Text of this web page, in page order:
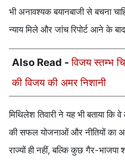
भी अनावश्यक बयानबाजी से बचना
न्याय मिले और जांच रिपोर्ट आने के
Also Read -विजय स्तम्भ
की विजय की अमर निशानी
मिथिलेश तिवारी ने यह भी बताया कि
की सफल योजनाओं और नीतियों का
राज्यों ही नहीं, बल्कि कुछ गैर-भाजपा